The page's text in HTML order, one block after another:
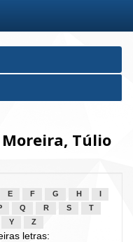
Túlio
E F G H
Q R S
T
Y Z
letras: